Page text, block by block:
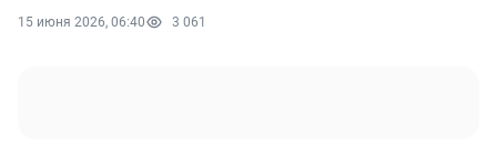
15 июня 2026, 06:40 3 061